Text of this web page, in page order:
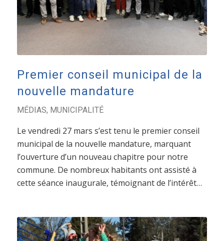
Premier conseil municipal de la
nouvelle mandature
MÉDIAS, MUNICIPALITÉ
Le vendredi 27 mars s’est tenu le premier conseil
municipal de la nouvelle mandature, marquant
l’ouverture d’un nouveau chapitre pour notre
commune. De nombreux habitants ont assisté à
cette séance inaugurale, témoignant de l’intérêt…